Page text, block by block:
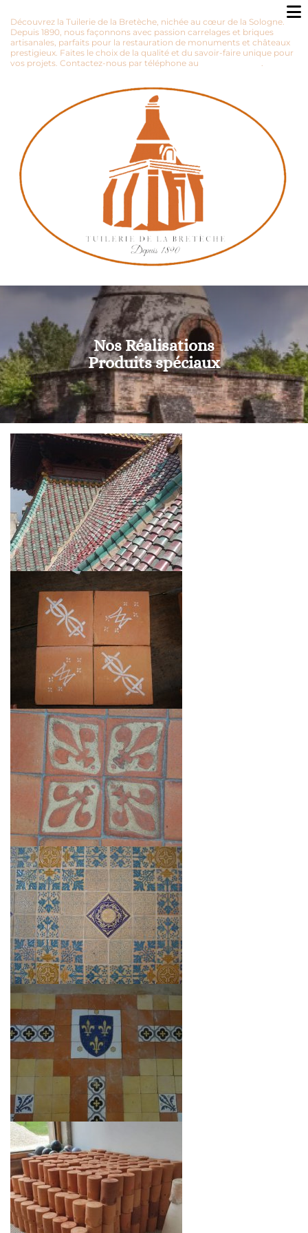
Découvrez la Tuilerie de la Bretèche, nichée au cœur de la Sologne.
Depuis 1890, nous façonnons avec passion carrelages et briques
artisanales, parfaits pour la restauration de monuments et châteaux
prestigieux. Faites le choix de la qualité et du savoir-faire unique pour
vos projets. Contactez-nous par téléphone au
.
Nos Réalisations
Produits spéciaux